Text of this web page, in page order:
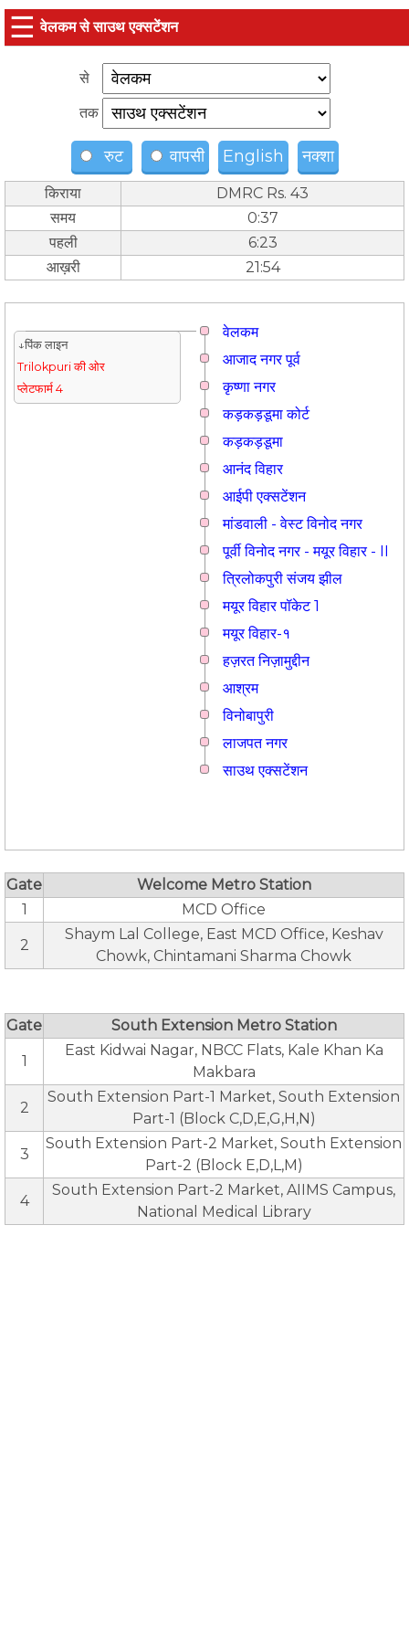
☰ वेलकम से साउथ एक्सटेंशन
से
तक
रुट वापसी English नक्शा
किराया
DMRC Rs. 43
समय
0:37
पहली
6:23
आख़री
21:54
वेलकम
↓पिंक लाइन
Trilokpuri की ओर
प्लेटफार्म 4
आजाद नगर पूर्व
कृष्णा नगर
कड़कड़डूमा कोर्ट
कड़कड़डूमा
आनंद विहार
आईपी एक्सटेंशन
मांडवाली - वेस्ट विनोद नगर
पूर्वी विनोद नगर - मयूर विहार - II
त्रिलोकपुरी संजय झील
मयूर विहार पॉकेट 1
मयूर विहार-१
हज़रत निज़ामुद्दीन
आश्रम
विनोबापुरी
लाजपत नगर
साउथ एक्सटेंशन
Gate
Welcome Metro Station
1
MCD Office
2
Shaym Lal College, East MCD Office, Keshav
Chowk, Chintamani Sharma Chowk
Gate South Extension Metro Station
1
East Kidwai Nagar, NBCC Flats, Kale Khan Ka
Makbara
2
South Extension Part-1 Market, South Extension
Part-1 (Block C,D,E,G,H,N)
3
South Extension Part-2 Market, South Extension
Part-2 (Block E,D,L,M)
4
South Extension Part-2 Market, AIIMS Campus,
National Medical Library